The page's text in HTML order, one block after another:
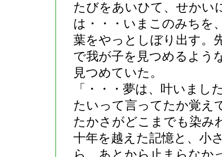
たびをあいひて、せかい
は・・・いまこのみちを
葉をやっとしぼり出す。
で我が子を見つめるよう
見つめていた。
「・・・夢は、叶いまし
たいって言ってたか覚え
たかさがどこまでも染み
十年を越えた記憶と、小
ら、あとから止まらなか